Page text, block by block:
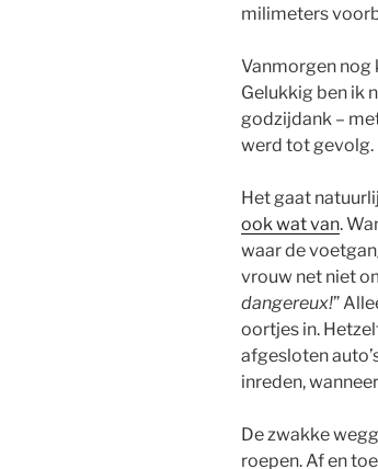
milimeters
Vanmorgen nog
Gelukkig ben ik
godzijdank –
werd tot gevolg.
Het gaat
ook wat van.
waar de
vrouw net niet
dangereux!”
oortjes in.
afgesloten
inreden,
De zwakke
roepen. Af en